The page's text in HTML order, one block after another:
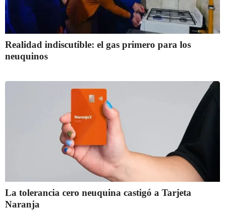
Realidad indiscutible: el gas primero para los
neuquinos
La tolerancia cero neuquina castigó a Tarjeta
Naranja